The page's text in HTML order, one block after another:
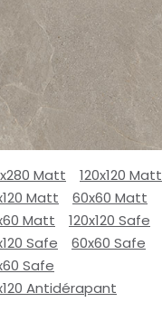
Matt
120x120 Matt
Matt
60x60 Matt
Matt
120x120 Safe
Safe
60x60 Safe
Safe
Antidérapant